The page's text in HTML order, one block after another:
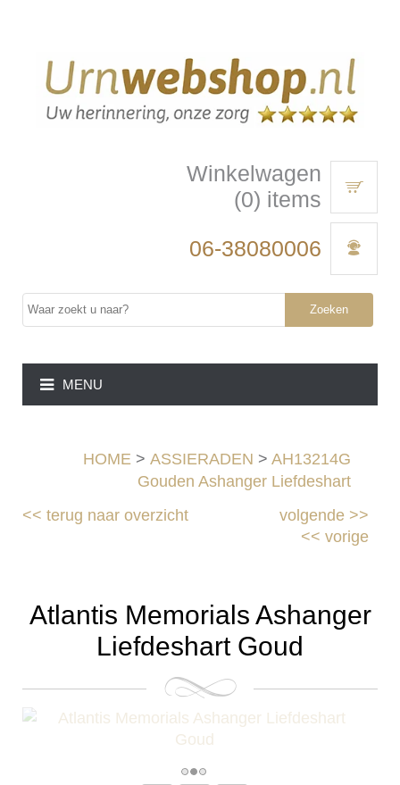
Winkelwagen
(0) items
06-38080006
Zoeken
MENU
HOME > ASSIERADEN > AH13214G
Gouden Ashanger Liefdeshart
<<terug naar overzicht volgende>>
<< vorige
Atlantis Memorials Ashanger
Liefdeshart Goud